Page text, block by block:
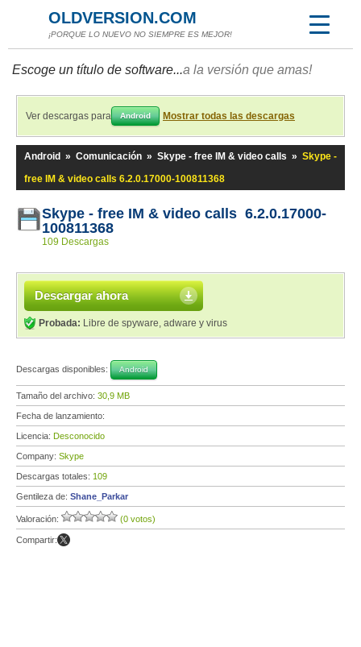
OLDVERSION.COM
¡PORQUE LO NUEVO NO SIEMPRE ES MEJOR!
Escoge un título de software...a la versión que amas!
Ver descargas para Android Mostrar todas las descargas
Android » Comunicación » Skype - free IM & video calls » Skype -
free IM & video calls 6.2.0.17000-100811368
Skype - free IM & video calls 6.2.0.17000-
100811368
109 Descargas
Descargar ahora
Probada: Libre de spyware, adware y virus
Descargas disponibles: Android
Tamaño del archivo: 30,9 MB
Fecha de lanzamiento:
Licencia: Desconocido
Company: Skype
Descargas totales: 109
Gentileza de: Shane_Parkar
Valoración: (0 votos)
Compartir: